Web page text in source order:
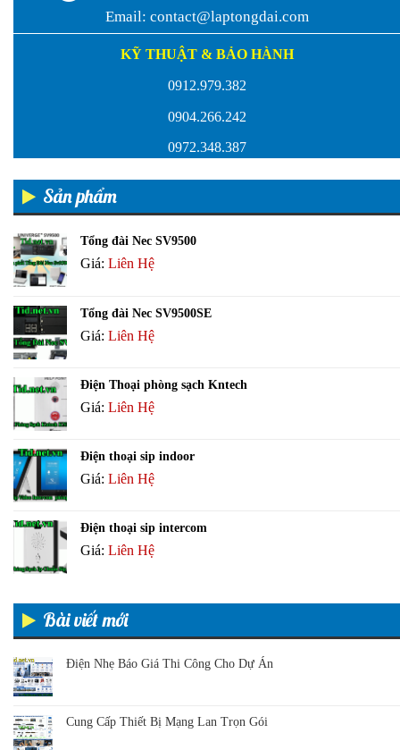
Email: contact@laptongdai.com
KỸ THUẬT & BẢO HÀNH
0912.979.382
0904.266.242
0972.348.387
Sản phẩm
Tổng đài Nec SV9500
Giá: Liên Hệ
Tổng đài Nec SV9500SE
Giá: Liên Hệ
Điện Thoại phòng sạch Kntech
Giá: Liên Hệ
Điện thoại sip indoor
Giá: Liên Hệ
Điện thoại sip intercom
Giá: Liên Hệ
Bài viết mới
Điện Nhẹ Báo Giá Thi Công Cho Dự Án
Cung Cấp Thiết Bị Mạng Lan Trọn Gói